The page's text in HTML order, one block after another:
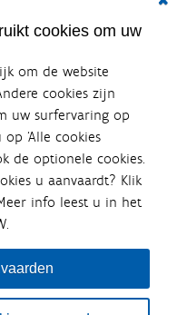
cookies om uw
om de website
cookies zijn
uw surfervaring op
‘Alle cookies
de optionele cookies.
u aanvaardt? Klik
info leest u in het
Integraal
(CIW) is een
zijn. Ook
Deze
en
en waterbeheer